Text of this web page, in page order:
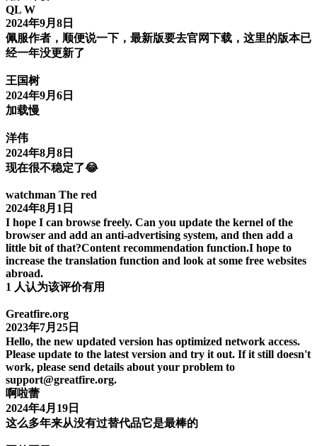
QL W
2024年9月8日
佩服作者，顺便说一下，最新版要去官网下载，这里的版本已
经一年没更新了
王国树
2024年9月6日
加载慢
洋伟
2024年8月8日
现在很不稳定了😂
watchman The red
2024年8月1日
I hope I can browse freely. Can you update the kernel of the
browser and add an anti-advertising system, and then add a
little bit of that?Content recommendation function.I hope to
increase the translation function and look at some free websites
abroad.
1 人认为该评价有用
Greatfire.org
2023年7月25日
Hello, the new updated version has optimized network access.
Please update to the latest version and try it out. If it still doesn't
work, please send details about your problem to
support@greatfire.org.
啊啦蕾
2024年4月19日
这么多年来从没有过替代品它是最棒的